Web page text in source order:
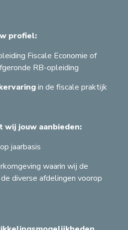
profiel:
Fiscale Economie of
RB-opleiding
in de fiscale praktijk
wij jouw aanbieden:
jaarbasis
waarin wij de
diverse afdelingen voorop
A
S